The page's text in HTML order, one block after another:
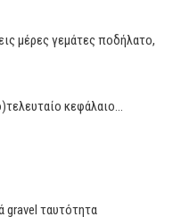
μέρες γεμάτες ποδήλατο,
κεφάλαιο…
gravel ταυτότητα